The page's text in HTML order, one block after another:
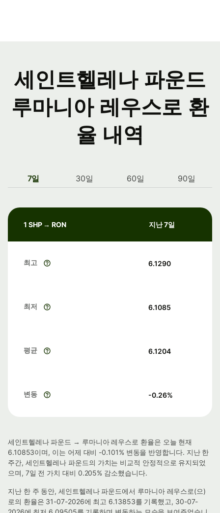
세인트헬레나 파운드
루마니아 레우스로 환
율 내역
7일 30일 60일 90일
1 SHP → RON 지난 7일
최고 6.1290
최저 6.1085
평균 6.1204
변동 -0.26%
세인트헬레나 파운드 → 루마니아 레우스로 환율은 오늘 현재
6.10853이며, 이는 어제 대비 -0.101% 변동을 반영합니다. 지난 한
주간, 세인트헬레나 파운드의 가치는 비교적 안정적으로 유지되었
으며, 7일 전 가치 대비 0.205% 감소했습니다.
지난 한 주 동안, 세인트헬레나 파운드에서 루마니아 레우스로(으)
로의 환율은 31-07-2026에 최고 6.13853를 기록했고, 30-07-